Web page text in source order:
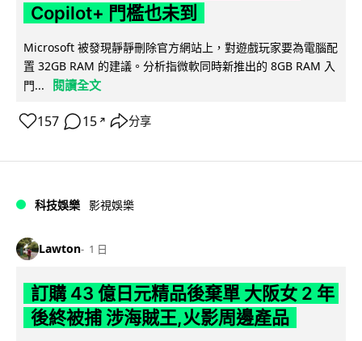
Copilot+ 門檻也未到
Microsoft 被發現靜靜刪除官方網站上，對遊戲玩家要為電腦配
置 32GB RAM 的建議。分析指微軟同時新推出的 8GB RAM 入
門...
閱讀全文
157 15 ↗ 分享
科技娛樂 影視娛樂
Lawton 1 日
訂購 43 億日元精品後棄單 大阪女 2 年
後終被捕 涉海賊王,火影周邊產品